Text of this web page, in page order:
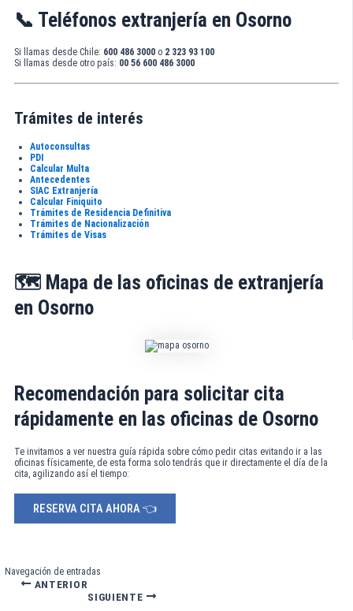
📞 Teléfonos extranjería en Osorno
Si llamas desde Chile: 600 486 3000 o 2 323 93 100
Si llamas desde otro país: 00 56 600 486 3000
Trámites de interés
Autoconsultas
PDI
Calcular Multa
Antecedentes
SIAC Extranjería
Calcular Finiquito
Trámites de Residencia Definitiva
Trámites de Nacionalización
Trámites de Visas
🗺️ Mapa de las oficinas de extranjería
en Osorno
Recomendación para solicitar cita
rápidamente en las oficinas de Osorno
Te invitamos a ver nuestra guía rápida sobre cómo pedir citas evitando ir a las
oficinas físicamente, de esta forma solo tendrás que ir directamente el día de la
cita, agilizando así el tiempo:
RESERVA CITA AHORA 👈
Navegación de entradas
ANTERIOR
SIGUIENTE